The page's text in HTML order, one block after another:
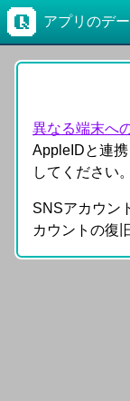
アプリのデ
異なる端末へ
AppleIDと連
してください。
SNSアカウン
カウントの復